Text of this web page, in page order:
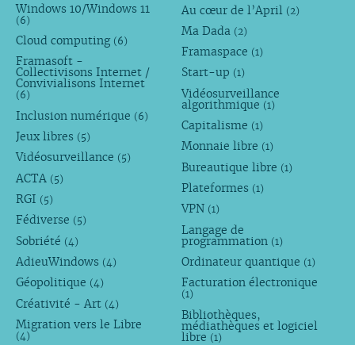
Windows 10/Windows 11
(6)
Cloud computing (6)
Framasoft -
Collectivisons Internet /
Convivialisons Internet
(6)
Inclusion numérique (6)
Jeux libres (5)
Vidéosurveillance (5)
ACTA (5)
RGI (5)
Fédiverse (5)
Sobriété (4)
AdieuWindows (4)
Géopolitique (4)
Créativité - Art (4)
Migration vers le Libre
(4)
Au cœur de l’April (2)
Ma Dada (2)
Framaspace (1)
Start-up (1)
Vidéosurveillance
algorithmique (1)
Capitalisme (1)
Monnaie libre (1)
Bureautique libre (1)
Plateformes (1)
VPN (1)
Langage de
programmation (1)
Ordinateur quantique (1)
Facturation électronique
(1)
Bibliothèques,
médiathèques et logiciel
libre (1)